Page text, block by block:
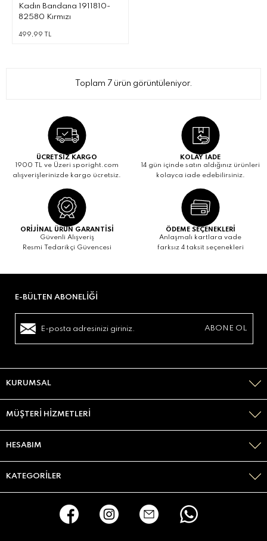
Kadın Bandana 1911810-
82580 Kırmızı
499,99 TL
Toplam 7 ürün görüntüleniyor.
ÜCRETSİZ KARGO
1900 TL ve Üzeri sporight.com
alışverişlerinizde kargo ücretsiz.
KOLAY İADE
14 gün içinde satın aldığınız ürünleri
kolayca iade edebilirsiniz.
ORİJİNAL ÜRÜN GARANTİSİ
Güvenli Alışveriş
Resmi Tedarikçi Güvencesi
ÖDEME SEÇENEKLERİ
Anlaşmalı kartlara vade
farksız 4 taksit seçenekleri
E-BÜLTEN ABONELIĞI
KURUMSAL
MÜŞTERI HIZMETLERI
HESABIM
KATEGORILER